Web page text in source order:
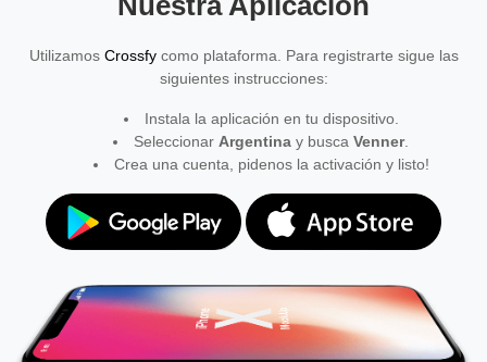
Utilizamos Crossfycomo plataforma. Para registrarte sigue las
siguientes instrucciones:
Instala la aplicación en tu dispositivo.
Seleccionar Argentina y busca Venner.
Crea una cuenta, pidenos la activación y listo!